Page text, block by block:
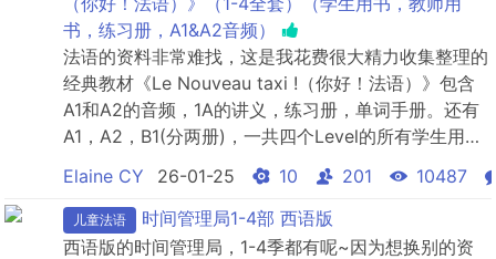
书，练习册，A1&A2音频）
法语的资料非常难找，这是我花费很大精力收集整理的
经典教材《Le Nouveau taxi !（你好！法语）》包含
A1和A2的音频，1A的讲义，练习册，单词手册。还有
A1，A2，B1(分两册)，一共四个Level的所有学生用
书，教师用书。 针对零起点业余学习者，学习法语通常
是基于兴趣和或实用目的。更推荐大家使用《你好！法
语》。相比《走遍法国》，《你好！法语》的优势在于
延续主创团队，保证质量 。其中...
Elaine CY 26-01-25 10 201 10487
儿童法语
时间管理局1-4部 西语版
西语版的时间管理局，1-4季都有呢~因为想换别的资